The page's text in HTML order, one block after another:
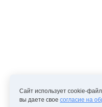
Сайт использует cookie-
вы даете свое согласие на